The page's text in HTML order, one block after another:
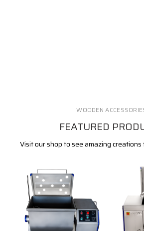
WOODEN
FEATURED
Visit our shop to see amazing